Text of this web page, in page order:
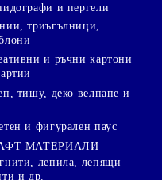
и пергели
триъгълници,
и ръчни картони
тишу, деко велпапе и
и фигурален паус
МАТЕРИАЛИ
лепила, лепящи
и др.